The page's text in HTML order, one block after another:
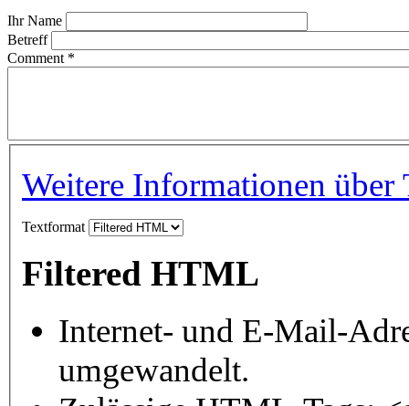
Ihr Name
Betreff
Comment *
Weitere Informationen über
Textformat
Filtered HTML
Internet- und E-Mail-
umgewandelt.